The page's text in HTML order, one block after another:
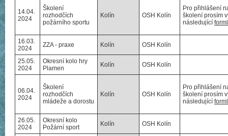
14.04.
2024
Školení
rozhodčích
požárního sportu
Kolín OSH Kolín
Pro přihlášení
školení prosím
následující
16.03.
2024
ZZA - praxe Kolín OSH Kolín
25.05.
2024
Okresní kolo hry
Plamen
Kolín OSH Kolín
06.04.
2024
Školení
rozhodčích
mládeže a dorostu
Kolín OSH Kolín
Pro přihlášení
školení prosím
následující
26.05.
2024
Okresní kolo
Požární sport
Kolín OSH Kolín